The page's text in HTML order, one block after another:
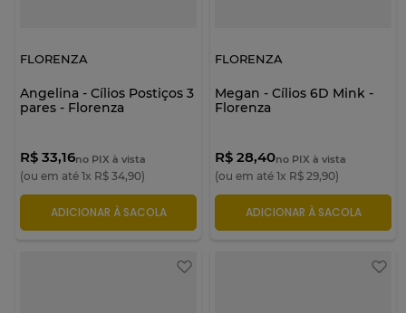
FLORENZA
Angelina - Cílios Postiços 3
pares - Florenza
R$ 33,16no PIX à vista
(ou em até 1x R$ 34,90)
ADICIONAR À SACOLA
FLORENZA
Megan - Cílios 6D Mink -
Florenza
R$ 28,40no PIX à vista
(ou em até 1x R$ 29,90)
ADICIONAR À SACOLA